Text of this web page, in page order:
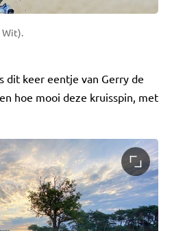
Wit).
dit keer eentje van Gerry de
hoe mooi deze kruisspin, met